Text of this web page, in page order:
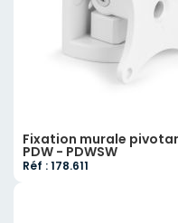
Fixation murale
PDW - PDWSW
Réf : 178.611